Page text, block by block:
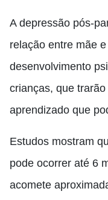
A depressão pós-
relação entre mãe
desenvolvimento
crianças, que
aprendizado que
Estudos mostram
pode ocorrer até 6
acomete